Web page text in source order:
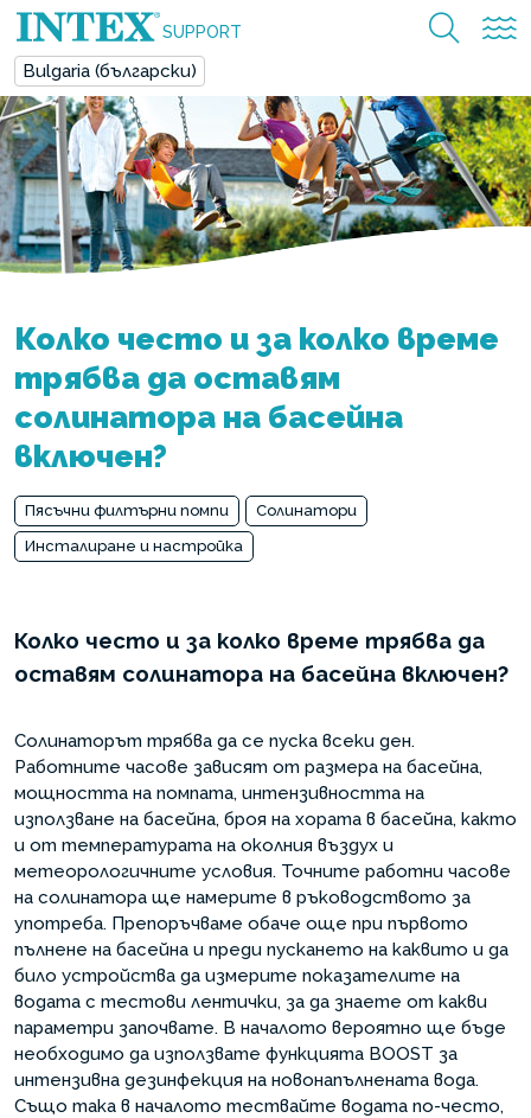
SUPPORT
Bulgaria (български)
Колко често и за колко време
трябва да оставям
солинатора на басейна
включен?
Пясъчни филтърни помпи
Солинатори
Инсталиране и настройка
Колко често и за колко време трябва да
оставям солинатора на басейна включен?
Солинаторът трябва да се пуска всеки ден.
Работните часове зависят от размера на басейна,
мощността на помпата, интензивността на
използване на басейна, броя на хората в басейна, както
и от температурата на околния въздух и
метеорологичните условия. Точните работни часове
на солинатора ще намерите в ръководството за
употреба. Препоръчваме обаче още при първото
пълнене на басейна и преди пускането на каквито и да
било устройства да измерите показателите на
водата с тестови лентички, за да знаете от какви
параметри започвате. В началото вероятно ще бъде
необходимо да използвате функцията BOOST за
интензивна дезинфекция на новонапълнената вода.
Също така в началото тествайте водата по-често,